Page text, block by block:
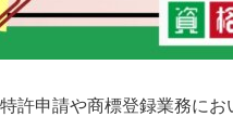
許申請や商標登録業務にお